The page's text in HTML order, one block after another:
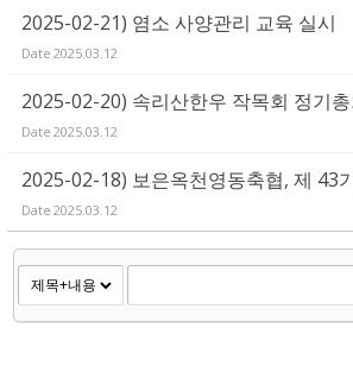
2025-02-21) 염소 사양관리 교육 실시
Date 2025.03.12
2025-02-20) 속리산한우 작목회 정기
Date 2025.03.12
2025-02-18) 보은옥천영동축협, 제 43
Date 2025.03.12